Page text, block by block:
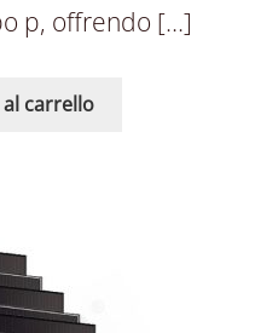
p, offrendo […]
carrello